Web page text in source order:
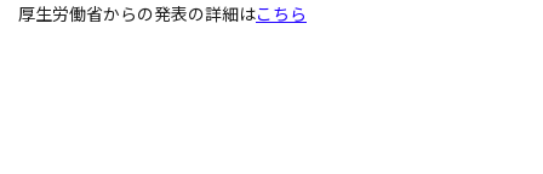
厚生労働省からの発表の詳細はこちら